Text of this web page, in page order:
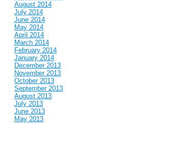
August 2014
July 2014
June 2014
May 2014
April 2014
March 2014
February 2014
January 2014
December 2013
November 2013
October 2013
September 2013
August 2013
July 2013
June 2013
May 2013